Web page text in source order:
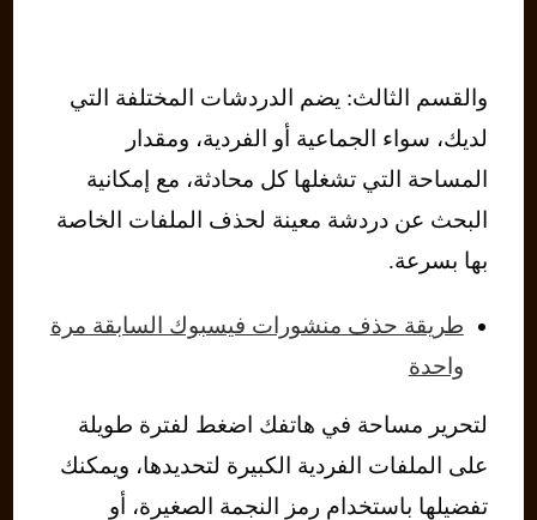
والقسم الثالث: يضم الدردشات المختلفة التي
لديك، سواء الجماعية أو الفردية، ومقدار
المساحة التي تشغلها كل محادثة، مع إمكانية
البحث عن دردشة معينة لحذف الملفات الخاصة
بها بسرعة.
طريقة حذف منشورات فيسبوك السابقة مرة
واحدة
لتحرير مساحة في هاتفك اضغط لفترة طويلة
على الملفات الفردية الكبيرة لتحديدها، ويمكنك
تفضيلها باستخدام رمز النجمة الصغيرة، أو